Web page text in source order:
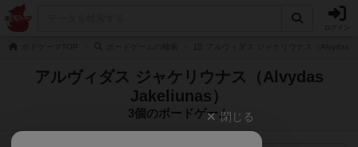
アルヴィダス ジャケリウナス（Alvydas
Jakeliunas）
3個のボードゲーム閉じる